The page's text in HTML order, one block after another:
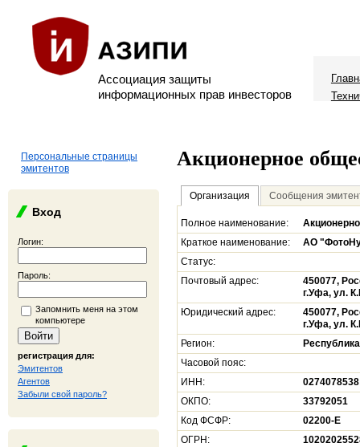
Ассоциация защиты
информационных прав инвесторов
Персональные страницы
эмитентов
Вход
Логин:
Пароль:
Запомнить меня на этом
компьютере
регистрация для:
Эмитентов
Агентов
Забыли свой пароль?
Акционерное
Организация Сообщения
Полное наименование:
Краткое наименование:
АО
Статус:
Почтовый адрес:
450077,
г.Уфа, ул.
Юридический адрес:
450077,
г.Уфа, ул.
Регион:
Часовой пояс:
ИНН:
0274078538
ОКПО:
33792051
Код ФСФР:
02200-E
ОГРН: